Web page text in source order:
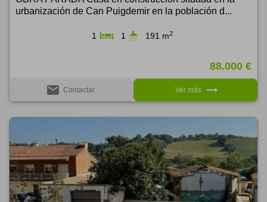
urbanización de Can Puigdemir en la población d...
1 1 191 m2
88.000 €
email Contactar Ver más trending_flat
Next